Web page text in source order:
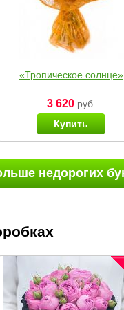
«Тропическое солнце»
3 620руб.
Купить
недорогих